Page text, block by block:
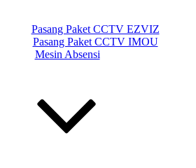
Pasang Paket CCTV EZVIZ
Pasang Paket CCTV IMOU
Mesin Absensi